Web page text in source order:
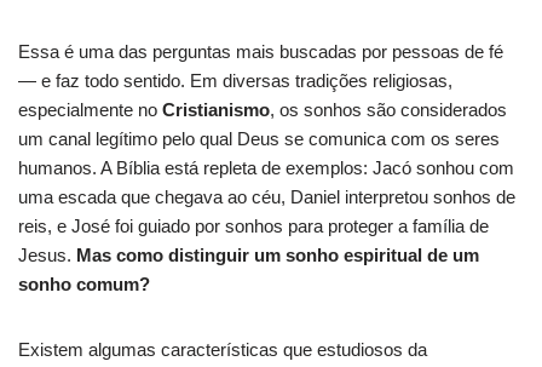
Essa é uma das perguntas mais buscadas por pessoas de fé
— e faz todo sentido. Em diversas tradições religiosas,
especialmente no Cristianismo, os sonhos são considerados
um canal legítimo pelo qual Deus se comunica com os seres
humanos. A Bíblia está repleta de exemplos: Jacó sonhou com
uma escada que chegava ao céu, Daniel interpretou sonhos de
reis, e José foi guiado por sonhos para proteger a família de
Jesus. Mas como distinguir um sonho espiritual de um
sonho comum?
Existem algumas características que estudiosos da